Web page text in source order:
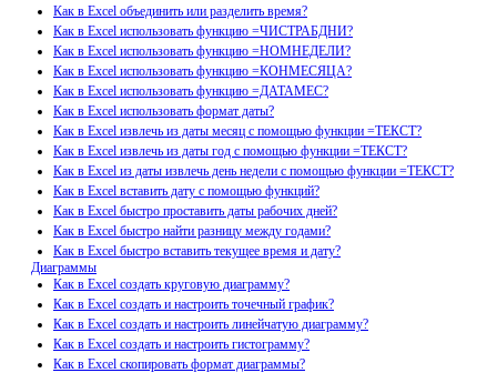
Как в Excel объединить или разделить время?
Как в Excel использовать функцию =ЧИСТРАБДНИ?
Как в Excel использовать функцию =НОМНЕДЕЛИ?
Как в Excel использовать функцию =КОНМЕСЯЦА?
Как в Excel использовать функцию =ДАТАМЕС?
Как в Excel использовать формат даты?
Как в Excel извлечь из даты месяц с помощью функции =ТЕКСТ?
Как в Excel извлечь из даты год с помощью функции =ТЕКСТ?
Как в Excel из даты извлечь день недели с помощью функции =ТЕКСТ?
Как в Excel вставить дату с помощью функций?
Как в Excel быстро проставить даты рабочих дней?
Как в Excel быстро найти разницу между годами?
Как в Excel быстро вставить текущее время и дату?
Диаграммы
Как в Excel создать круговую диаграмму?
Как в Excel создать и настроить точечный график?
Как в Excel создать и настроить линейчатую диаграмму?
Как в Excel создать и настроить гистограмму?
Как в Excel скопировать формат диаграммы?